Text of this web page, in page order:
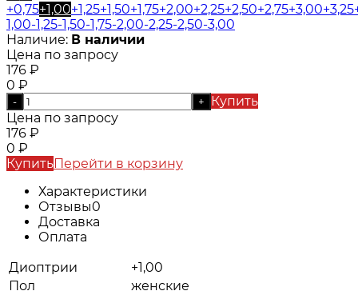
+0,75+1,00+1,25+1,50+1,75+2,00+2,25+2,50+2,75+3,00+3,25
1,00-1,25-1,50-1,75-2,00-2,25-2,50-3,00
Наличие: В наличии
Цена по запросу
176 ₽
0 ₽
- +
Купить
Цена по запросу
176 ₽
0 ₽
КупитьПерейти в корзину
Характеристики
Отзывы0
Доставка
Оплата
Диоптрии
+1,00
Пол
женские